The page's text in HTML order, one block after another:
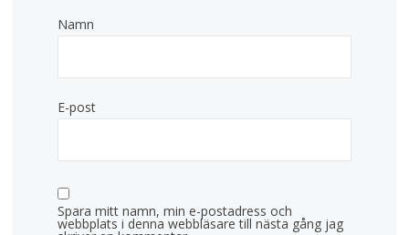
Namn
E-post
Spara mitt namn, min e-postadress och
webbplats i denna webbläsare till nästa gång jag